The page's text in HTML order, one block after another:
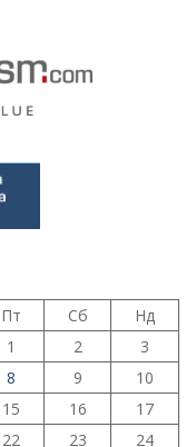
Пт Сб
Нд
1
2
3
8 9
10
15 16
17
22 23 24